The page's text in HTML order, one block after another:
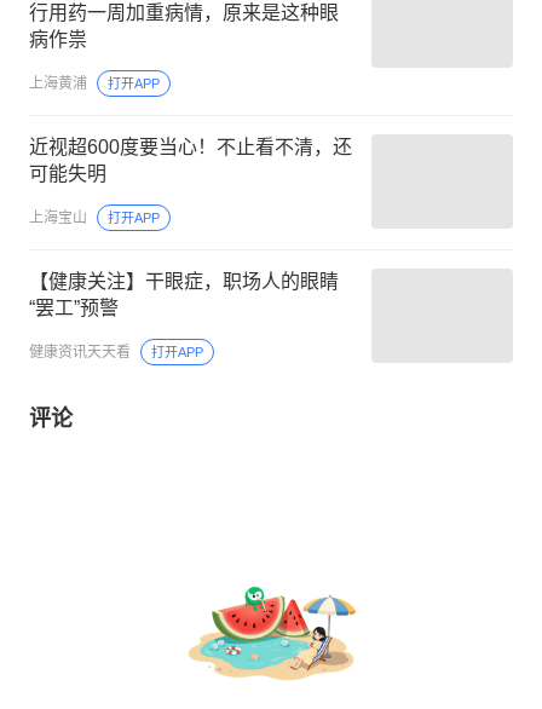
行用药一周加重病情，原来是这种眼
病作祟
上海黄浦 打开APP
近视超600度要当心！不止看不清，还
可能失明
上海宝山 打开APP
【健康关注】干眼症，职场人的眼睛
“罢工”预警
健康资讯天天看 打开APP
评论